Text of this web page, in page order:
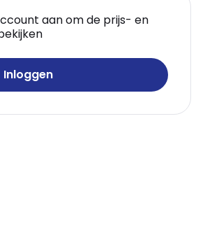
aan om de prijs- en
Inloggen